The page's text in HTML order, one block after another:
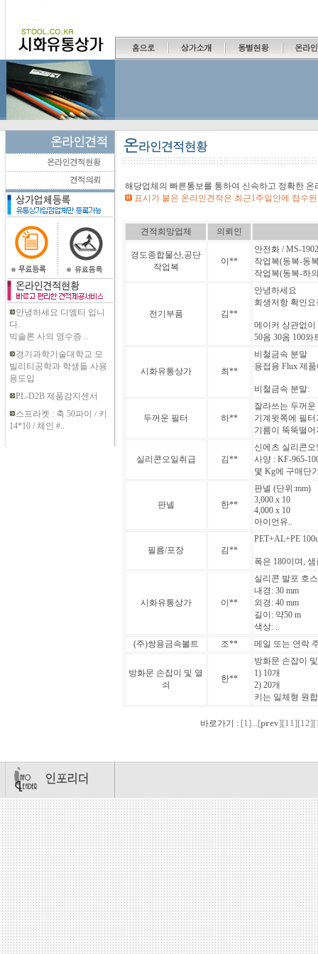
안녕하세요 디엠티 입니
다.
빅솔론 사의 영수증 ..
경기과학기술대학교 모
빌리티공학과 학생들 사용
용도입
PL-D2B 제품감지센서
스프라켓 : 축 50파이 / 키
14*10 / 체인 #..
해당업체의 빠른통보를 통하여 신속하고 정확한
표시가 붙은 온라인견적은 최근1주일안에 접수
견적희망업체 의뢰인
경도종합물산,공단
작업복
이**
안전화 / MS-1902
작업복(동복-동
작업복(동복-하
전기부품 김**
안녕하세요
회생저항 확인
메이커 상관없이
50옴 30옴 100와
시화유통상가 최**
비철금속 분말
용접용 Flux 제
비철금속 분말:
두꺼운 필터 하**
잘라쓰는 두꺼
기계윗쪽에 필
기름이 뚝뚝떨어
실리콘오일취급 김**
신에츠 실리콘
사양 : KF-965-
몇 Kg에 구매단
판넬 한**
판넬 (단위:mm)
3,000 x 10
4,000 x 10
아이언유..
필름/포장 김**
PET+AL+PE
폭은 180이며,
시화유통상가 이**
실리콘 발포 호스
내경: 30 mm
외경: 40 mm
길이: 약50 m
색상: ..
(주)쌍용금속볼트
조** 메일 또는 연락
방화문 손잡이 및 열
쇠
한**
방화문 손잡이
1) 10개
2) 20개
키는 일체형 원
바로가기 : [1] [prev][11][12]